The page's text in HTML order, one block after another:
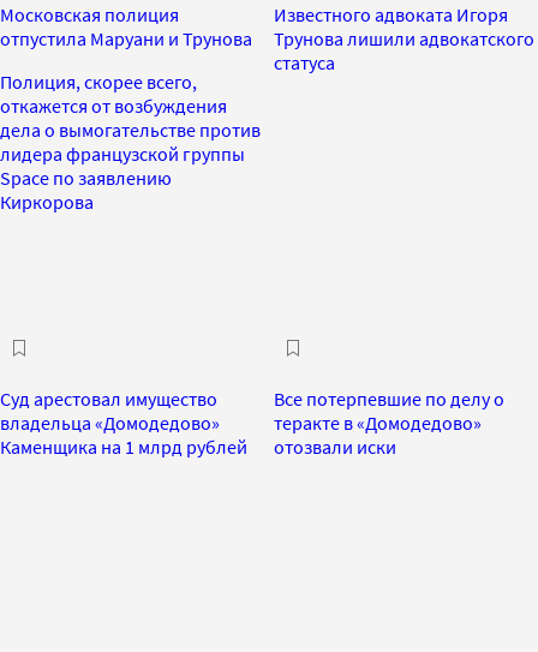
Московская полиция
отпустила Маруани и Трунова
Полиция, скорее всего,
откажется от возбуждения
дела о вымогательстве против
лидера французской группы
Space по заявлению
Киркорова
Известного адвоката Игоря
Трунова лишили адвокатского
статуса
Суд арестовал имущество
владельца «Домодедово»
Каменщика на 1 млрд рублей
Все потерпевшие по делу о
теракте в «Домодедово»
отозвали иски